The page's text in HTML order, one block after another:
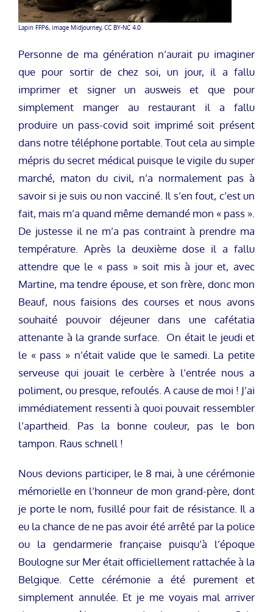
Lapin FFP6, image Midjourney, CC BY-NC 4.0
Personne de ma génération n’aurait pu imaginer
que pour sortir de chez soi, un jour, il a fallu
imprimer et signer un ausweis et que pour
simplement manger au restaurant il a fallu
produire un pass-covid soit imprimé soit présent
dans notre téléphone portable. Tout cela au simple
mépris du secret médical puisque le vigile du super
marché, maton du civil, n’a normalement pas à
savoir si je suis ou non vacciné. Il s’en fout, c’est un
fait, mais m’a quand même demandé mon « pass ».
De justesse il ne m’a pas contraint à prendre ma
température. Après la deuxième dose il a fallu
attendre que le « pass » soit mis à jour et, avec
Martine, ma tendre épouse, et son frère, donc mon
Beauf, nous faisions des courses et nous avons
souhaité pouvoir déjeuner dans une cafétatia
attenante à la grande surface. On était le jeudi et
le « pass » n’était valide que le samedi. La petite
serveuse qui jouait le cerbère à l’entrée nous a
poliment, ou presque, refoulés. A cause de moi ! J’ai
immédiatement ressenti à quoi pouvait ressembler
l’apartheid. Pas la bonne couleur, pas le bon
tampon. Raus schnell !
Nous devions participer, le 8 mai, à une cérémonie
mémorielle en l’honneur de mon grand-père, dont
je porte le nom, fusillé pour fait de résistance. Il a
eu la chance de ne pas avoir été arrêté par la police
ou la gendarmerie française puisqu’à l’époque
Boulogne sur Mer était officiellement rattachée à la
Belgique. Cette cérémonie a été purement et
simplement annulée. Et je me voyais mal arriver